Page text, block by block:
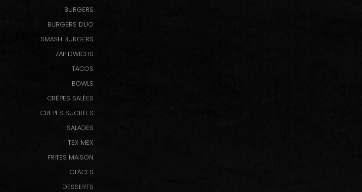
Livraison
BURGERS
BURGERS DUO
SMASH BURGERS
ZAP'DWICHS
TACOS
BOWLS
CRÊPES SALÉES
CRÊPES SUCRÉES
SALADES
TEX MEX
FRITES MAISON
GLACES
DESSERTS